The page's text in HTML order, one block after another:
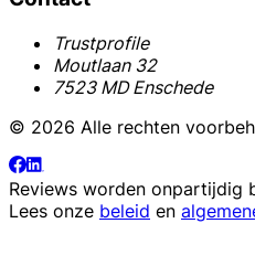
Trustprofile
Moutlaan 32
7523 MD Enschede
© 2026 Alle rechten
Reviews worden onpartijdig
Lees onze beleid en